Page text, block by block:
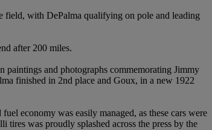
field, with DePalma qualifying on pole and leading
after 200 miles.
paintings and photographs commemorating Jimmy
finished in 2nd place and Goux, in a new 1922
economy was easily managed, as these cars were
was proudly splashed across the press by the